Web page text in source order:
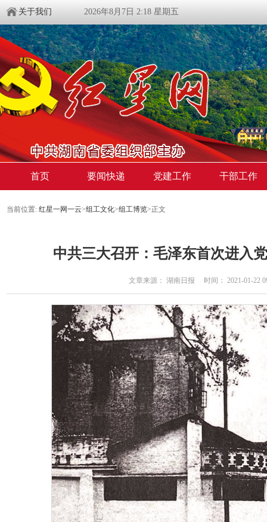
关于我们 2026年8月7日 2:18 星期五
首页 要闻快递 党建工作 干部工作
当前位置: 红星一网一云>组工文化>组工博览>正文
中共三大召开：毛泽东首次进入
文章来源： 湖南日报 时间： 2021-01-22